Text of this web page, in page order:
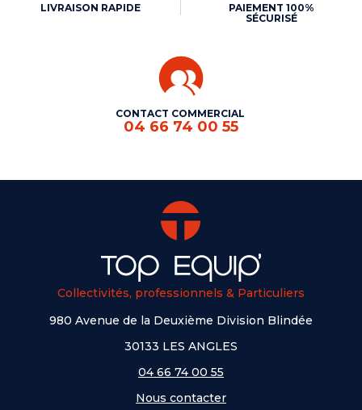
LIVRAISON RAPIDE
PAIEMENT 100%
SÉCURISÉ
CONTACT COMMERCIAL
04 66 74 00 55
Collectivités, professionnels & Particuliers
980 Avenue de la Deuxième Division Blindée
30133 LES ANGLES
04 66 74 00 55
Nous contacter